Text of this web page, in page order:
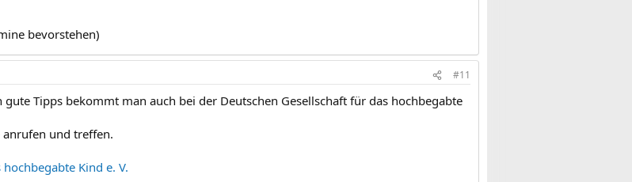
bevorstehen)
#11
Tipps bekommt man auch bei der Deutschen Gesellschaft für das hochbegabte
anrufen und treffen.
Kind e. V.